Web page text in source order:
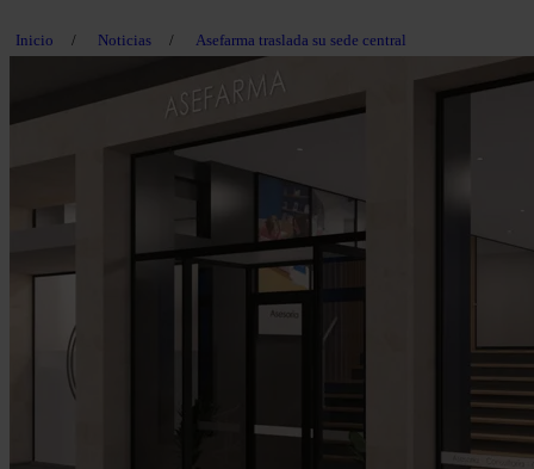
Inicio / Noticias / Asefarma traslada su sede central